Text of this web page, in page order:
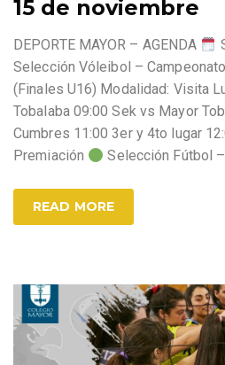
15 de noviembre
DEPORTE MAYOR – AGENDA
Selección Vóleibol –
(Finales U16) Modalidad: Visita
Tobalaba 09:00 Sek vs Mayor
Cumbres 11:00 3er y 4to lugar
Premiación
Selección Fútbol
READ MORE